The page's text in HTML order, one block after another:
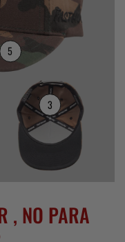
3
5
, NO PARA